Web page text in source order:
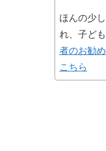
ほんの少
れ、子ど
者のお勧
こちら